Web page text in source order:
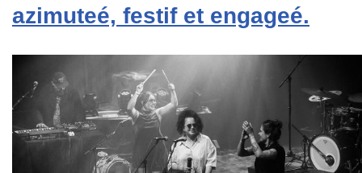
azimuteé, festif et engageé.